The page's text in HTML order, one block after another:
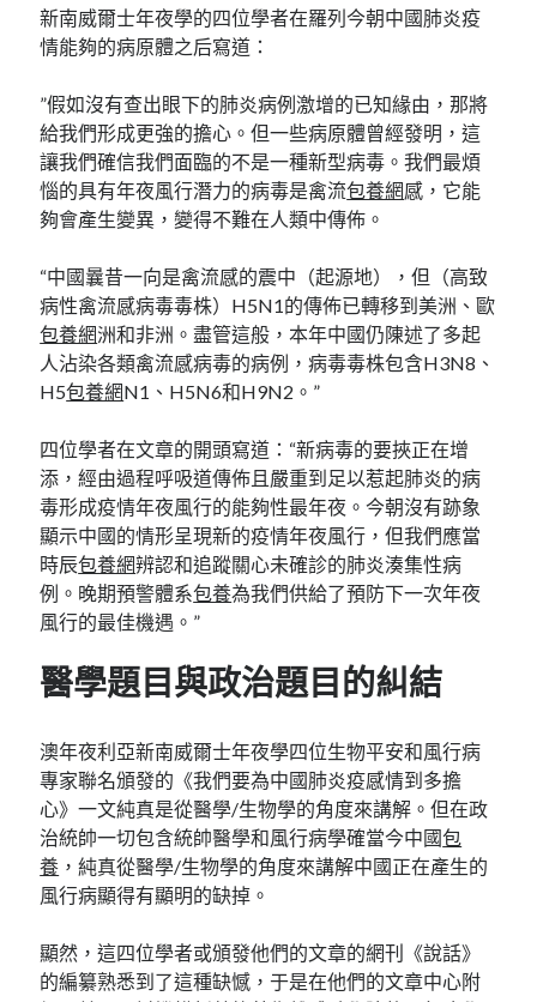
新南威爾士年夜學的四位學者在羅列今朝中國肺炎疫
情能夠的病原體之后寫道：
”假如沒有查出眼下的肺炎病例激增的已知緣由，那將
給我們形成更強的擔心。但一些病原體曾經發明，這
讓我們確信我們面臨的不是一種新型病毒。我們最煩
惱的具有年夜風行潛力的病毒是禽流包養網感，它能
夠會產生變異，變得不難在人類中傳佈。
“中國曩昔一向是禽流感的震中（起源地），但（高致
病性禽流感病毒毒株）H5N1的傳佈已轉移到美洲、歐
包養網洲和非洲。盡管這般，本年中國仍陳述了多起
人沾染各類禽流感病毒的病例，病毒毒株包含H3N8、
H5包養網N1、H5N6和H9N2。”
四位學者在文章的開頭寫道：“新病毒的要挾正在增
添，經由過程呼吸道傳佈且嚴重到足以惹起肺炎的病
毒形成疫情年夜風行的能夠性最年夜。今朝沒有跡象
顯示中國的情形呈現新的疫情年夜風行，但我們應當
時辰包養網辨認和追蹤關心未確診的肺炎湊集性病
例。晚期預警體系包養為我們供給了預防下一次年夜
風行的最佳機遇。”
醫學題目與政治題目的糾結
澳年夜利亞新南威爾士年夜學四位生物平安和風行病
專家聯名頒發的《我們要為中國肺炎疫感情到多擔
心》一文純真是從醫學/生物學的角度來講解。但在政
治統帥一切包含統帥醫學和風行病學確當今中國包
養 ，純真從醫學/生物學的角度來講解中國正在產生的
風行病顯得有顯明的缺掉。
顯然，這四位學者或頒發他們的文章的網刊《說話》
的編纂熟悉到了這種缺憾，于是在他們的文章中心附